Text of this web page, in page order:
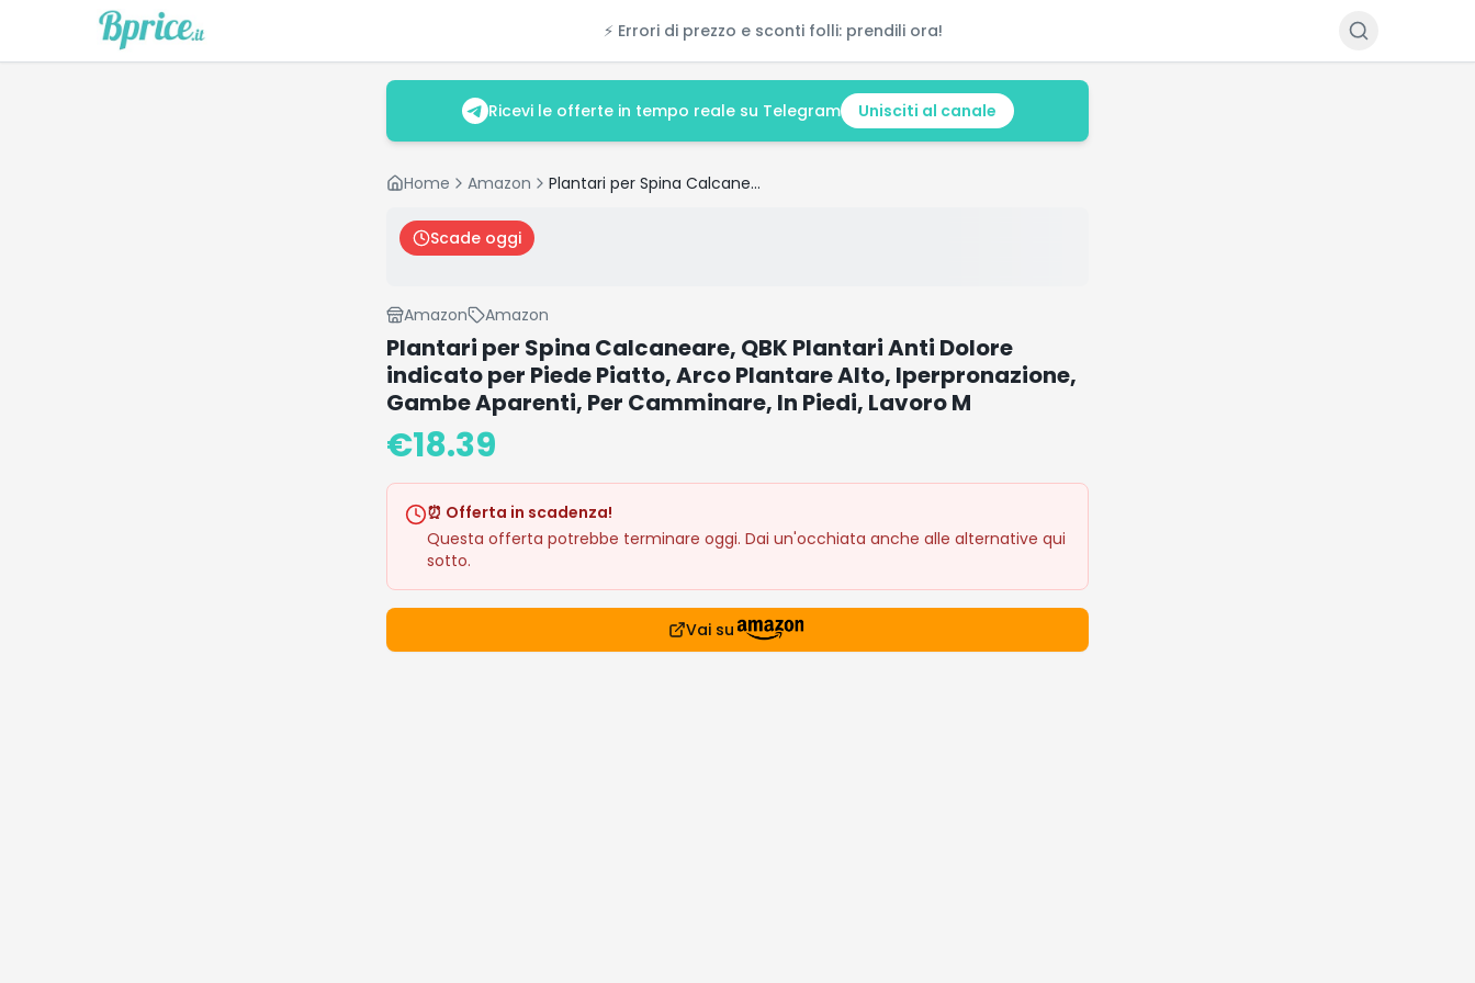
⚡ Errori di prezzo e sconti folli: prendili ora!
Ricevi le offerte in tempo reale su Telegram Unisciti al canale
Home Amazon Plantari per Spina Calcaneare, QBK Plantari Anti Dolore indicato per Piede Piatto, Arco Plantare Alto, Iperpronazione, Gambe Aparenti, Per Camminare, In Piedi, Lavoro M
Scade oggi
Amazon Amazon
Plantari per Spina Calcaneare, QBK Plantari Anti Dolore
indicato per Piede Piatto, Arco Plantare Alto, Iperpronazione,
Gambe Aparenti, Per Camminare, In Piedi, Lavoro M
€18.39
⏰ Offerta in scadenza!
Questa offerta potrebbe terminare oggi. Dai un'occhiata anche alle alternative qui
sotto.
Vai su